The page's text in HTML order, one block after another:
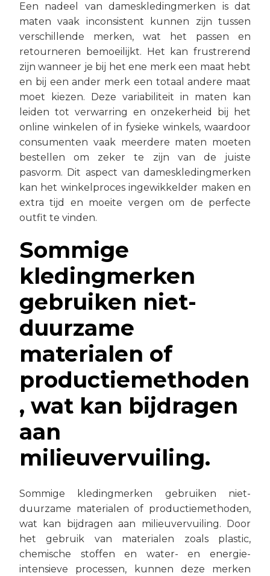
Een nadeel van dameskledingmerken is dat
maten vaak inconsistent kunnen zijn tussen
verschillende merken, wat het passen en
retourneren bemoeilijkt. Het kan frustrerend
zijn wanneer je bij het ene merk een maat hebt
en bij een ander merk een totaal andere maat
moet kiezen. Deze variabiliteit in maten kan
leiden tot verwarring en onzekerheid bij het
online winkelen of in fysieke winkels, waardoor
consumenten vaak meerdere maten moeten
bestellen om zeker te zijn van de juiste
pasvorm. Dit aspect van dameskledingmerken
kan het winkelproces ingewikkelder maken en
extra tijd en moeite vergen om de perfecte
outfit te vinden.
Sommige
kledingmerken
gebruiken niet-
duurzame
materialen of
productiemethoden
, wat kan bijdragen
aan
milieuvervuiling.
Sommige kledingmerken gebruiken niet-
duurzame materialen of productiemethoden,
wat kan bijdragen aan milieuvervuiling. Door
het gebruik van materialen zoals plastic,
chemische stoffen en water- en energie-
intensieve processen, kunnen deze merken